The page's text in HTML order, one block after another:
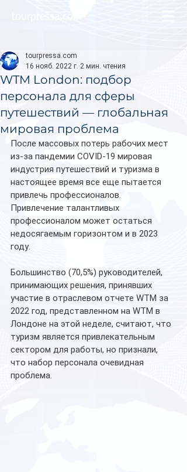
WTM London: подбор
персонала для сферы
путешествий — глобальная
мировая проблема
tourpressa.com
16 нояб. 2022 г. 2 мин. чтения
После массовых потерь рабочих мест
из-за пандемии COVID-19 мировая
индустрия путешествий и туризма в
настоящее время все еще пытается
привлечь профессионалов.
Привлечение талантливых
профессионалом может остаться
недосягаемым горизонтом и в 2023
году.
Большинство (70,5%) руководителей,
принимающих решения, принявших
участие в отраслевом отчете WTM за
2022 год, представленном на WTM в
Лондоне на этой неделе, считают, что
туризм является привлекательным
сектором для работы, но признали,
что набор персонала очевидная
проблема.